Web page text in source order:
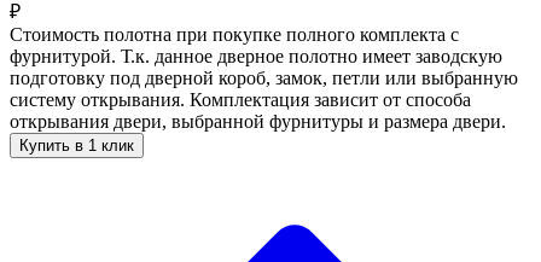
₽
Стоимость полотна при покупке полного комплекта с
фурнитурой. Т.к. данное дверное полотно имеет заводскую
подготовку под дверной короб, замок, петли или выбранную
систему открывания. Комплектация зависит от способа
открывания двери, выбранной фурнитуры и размера двери.
Купить в 1 клик